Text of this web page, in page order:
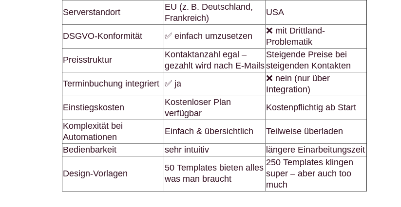
Serverstandort
EU (z. B. Deutschland,
Frankreich)
USA
DSGVO-Konformität ✅ einfach umzusetzen
❌ mit Drittland-
Problematik
Preisstruktur
Kontaktanzahl egal –
gezahlt wird nach E-Mails
Steigende Preise bei
steigenden Kontakten
Terminbuchung integriert ✅ ja
❌ nein (nur über
Integration)
Einstiegskosten
Kostenloser Plan
verfügbar
Kostenpflichtig ab Start
Komplexität bei
Automationen
Einfach & übersichtlich
Teilweise überladen
Bedienbarkeit
sehr intuitiv längere Einarbeitungszeit
Design-Vorlagen
50 Templates bieten alles
was man braucht
250 Templates klingen
super – aber auch too
much